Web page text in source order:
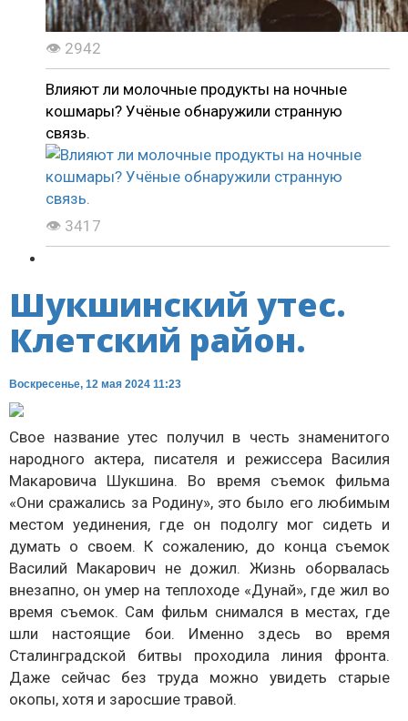
👁 2942
Влияют ли молочные продукты на ночные
кошмары? Учёные обнаружили странную
связь.
👁 3417
Шукшинский утес.
Клетский район.
Воскресенье, 12 мая 2024 11:23
Свое название утес получил в честь знаменитого
народного актера, писателя и режиссера Василия
Макаровича Шукшина. Во время съемок фильма
«Они сражались за Родину», это было его любимым
местом уединения, где он подолгу мог сидеть и
думать о своем. К сожалению, до конца съемок
Василий Макарович не дожил. Жизнь оборвалась
внезапно, он умер на теплоходе «Дунай», где жил во
время съемок. Сам фильм снимался в местах, где
шли настоящие бои. Именно здесь во время
Сталинградской битвы проходила линия фронта.
Даже сейчас без труда можно увидеть старые
окопы, хотя и заросшие травой.